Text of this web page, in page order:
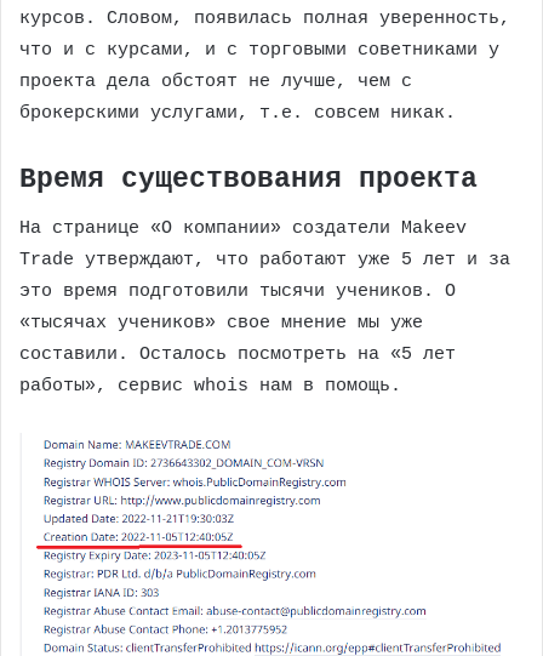
курсов. Словом, появилась полная уверенность,
что и с курсами, и с торговыми советниками у
проекта дела обстоят не лучше, чем с
брокерскими услугами, т.е. совсем никак.
Время существования проекта
На странице «О компании» создатели Makeev
Trade утверждают, что работают уже 5 лет и за
это время подготовили тысячи учеников. О
«тысячах учеников» свое мнение мы уже
составили. Осталось посмотреть на «5 лет
работы», сервис whois нам в помощь.